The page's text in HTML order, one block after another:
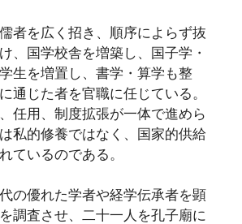
者を広く招き、順序によらず抜
、国学校舎を増築し、国子学・
生を増置し、書学・算学も整
通じた者を官職に任じている。
任用、制度拡張が一体で進めら
私的修養ではなく、国家的供給
ているのである。
の優れた学者や経学伝承者を顕
調査させ、二十一人を孔子廟に